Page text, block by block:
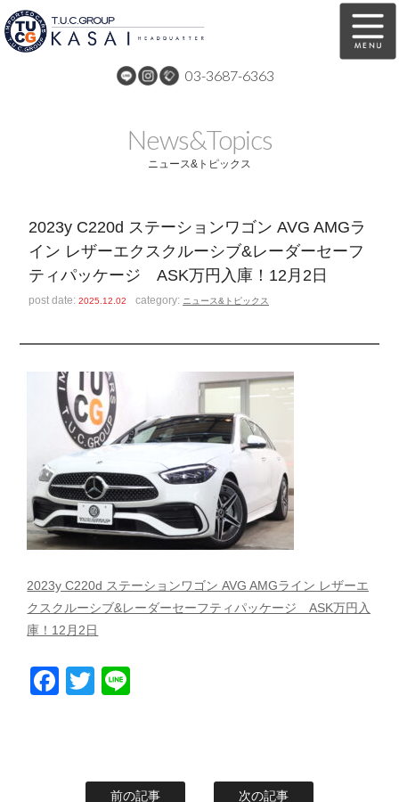
03-3687-6363
全国納車 特別作業
注文販売 自動車保険
お問い合わせ 会社概要
スタッフblog
ホーム T.U.C.GROUP
News&Topics
ニュース&トピックス
2023y C220d ステーションワゴン AVG AMGラ
イン レザーエクスクルーシブ&レーダーセーフ
ティパッケージ ASK万円入庫！12月2日
post date:2025.12.02 category: ニュース&トピックス
2023y C220d ステーションワゴン AVG AMGライン レザーエ
クスクルーシブ&レーダーセーフティパッケージ ASK万円入
庫！12月2日
Facebook
Twitter
前の記事 次の記事